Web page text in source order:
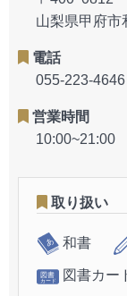
山梨県甲府市
電話
055-223-4646
営業時間
10:00~21:00
取り扱い
和書
図書カー